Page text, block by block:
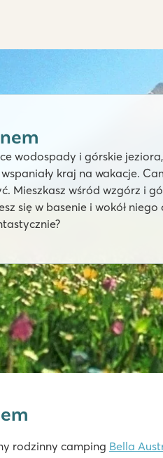
wodospady i górskie
kraj na wakacje.
Mieszkasz wśród wzgórz i
się w basenie i wokół
rodzinny camping Bella